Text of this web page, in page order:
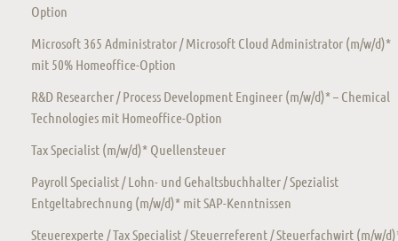
Option
Microsoft 365 Administrator / Microsoft Cloud Administrator (m/w/d)*
mit 50% Homeoffice-Option
R&D Researcher / Process Development Engineer (m/w/d)* – Chemical
Technologies mit Homeoffice-Option
Tax Specialist (m/w/d)* Quellensteuer
Payroll Specialist / Lohn- und Gehaltsbuchhalter / Spezialist
Entgeltabrechnung (m/w/d)* mit SAP-Kenntnissen
Steuerexperte / Tax Specialist / Steuerreferent / Steuerfachwirt (m/w/